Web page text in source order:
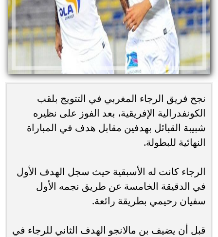
نجح فريق الرجاء المغربي في التتويج بلقب
الكونفدرالية الإفريقية، بعد الفوز على نظيره
شبيبة القبائل بهدفين مقابل هدف في المباراة
النهائية للبطولة.
الرجاء كانت له الأسبقية حيث سجل الهدف الأول
في الدقيقة الخامسة عن طريق نجمه الأول
سفيان رحيمي بطريقة رائعة.
قبل أن يضيف بن مالانجو الهدف الثاني للرجاء في